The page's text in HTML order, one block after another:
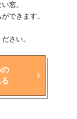
窓。
できます。
さい。